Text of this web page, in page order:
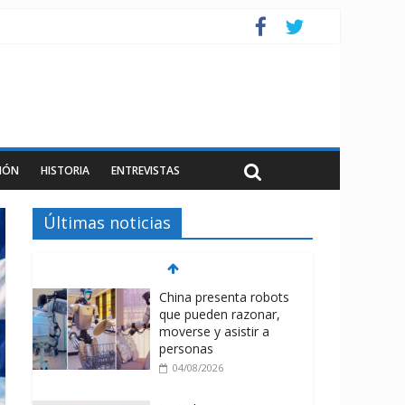
HISTORIA ENTREVISTAS
Últimas noticias
China presenta robots
que pueden razonar,
moverse y asistir a
personas
04/08/2026